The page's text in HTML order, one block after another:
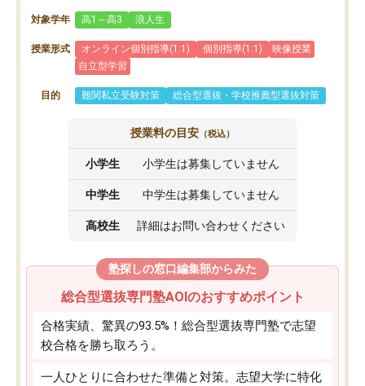
対象学年 高1～高3 浪人生
授業形式 オンライン個別指導(1:1) 個別指導(1:1)
映像授業
自立型学習
目的 難関私立受験対策 総合型選抜・学校推薦型選抜対策
授業料の目安 （税込）
小学生 小学生は募集していません
中学生 中学生は募集していません
高校生 詳細はお問い合わせください
塾探しの窓口編集部からみた
総合型選抜専門塾AOIのおすすめポイント
合格実績、驚異の93.5%！総合型選抜専門塾で志望
校合格を勝ち取ろう。
一人ひとりに合わせた準備と対策。志望大学に特化